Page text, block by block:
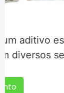
O
sintético.